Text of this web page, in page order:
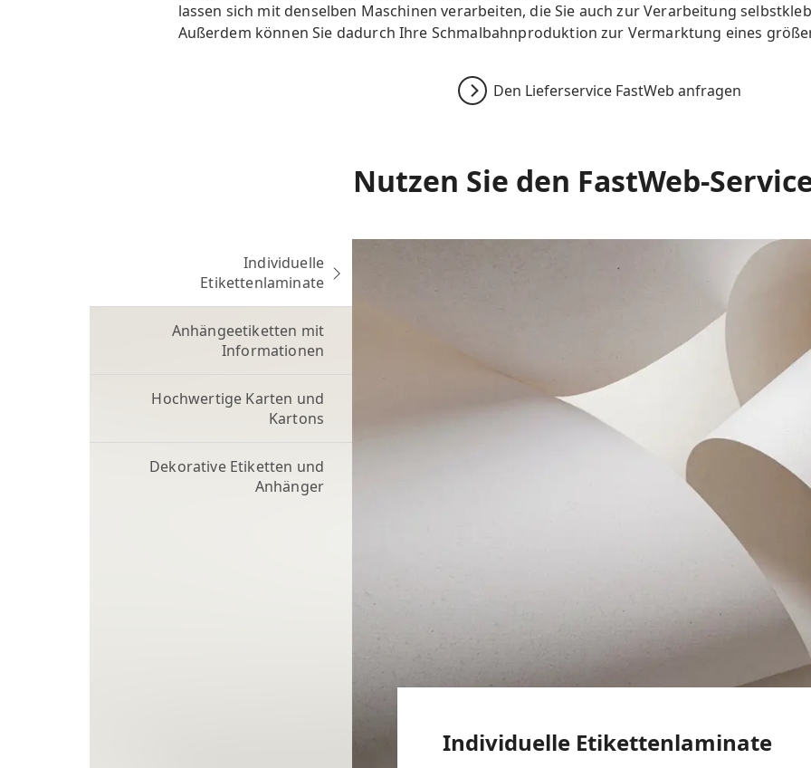
lassen sich mit denselben Maschinen verarbeiten, die Sie auch zur Verarbeitung
Außerdem können Sie dadurch Ihre Schmalbahnproduktion zur Vermarktung eines
Den Lieferservice FastWeb anfragen
Nutzen Sie den FastWeb-
Individuelle
Etikettenlaminate
Anhängeetiketten mit
Informationen
Hochwertige Karten und
Kartons
Dekorative Etiketten und
Anhänger
Individuelle Etikettenlaminate